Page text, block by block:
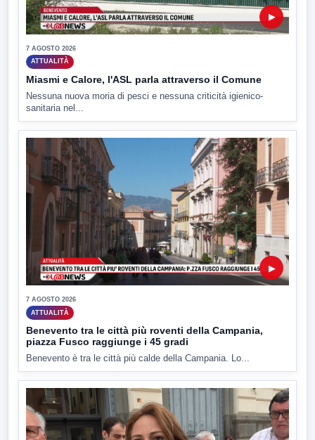
▶
7 AGOSTO 2026
ATTUALITÀ
Miasmi e Calore, l'ASL parla attraverso il Comune
Nessuna nuova moria di pesci e nessuna criticità igienico-
sanitaria nel...
▶
7 AGOSTO 2026
ATTUALITÀ
Benevento tra le città più roventi della Campania,
piazza Fusco raggiunge i 45 gradi
Benevento è tra le città più calde della Campania. Lo...